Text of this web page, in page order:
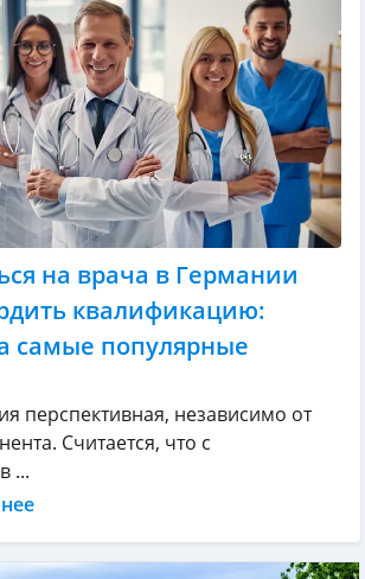
на врача в Германии
квалификацию:
самые популярные
перспективная, независимо от
Считается, что с
...